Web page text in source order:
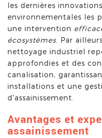
les dernières
environnementales les
une intervention
écosystèmes . Par
nettoyage industriel
approfondies et des
canalisation,
installations et une
d'assainissement.
Avantages et
assainissement